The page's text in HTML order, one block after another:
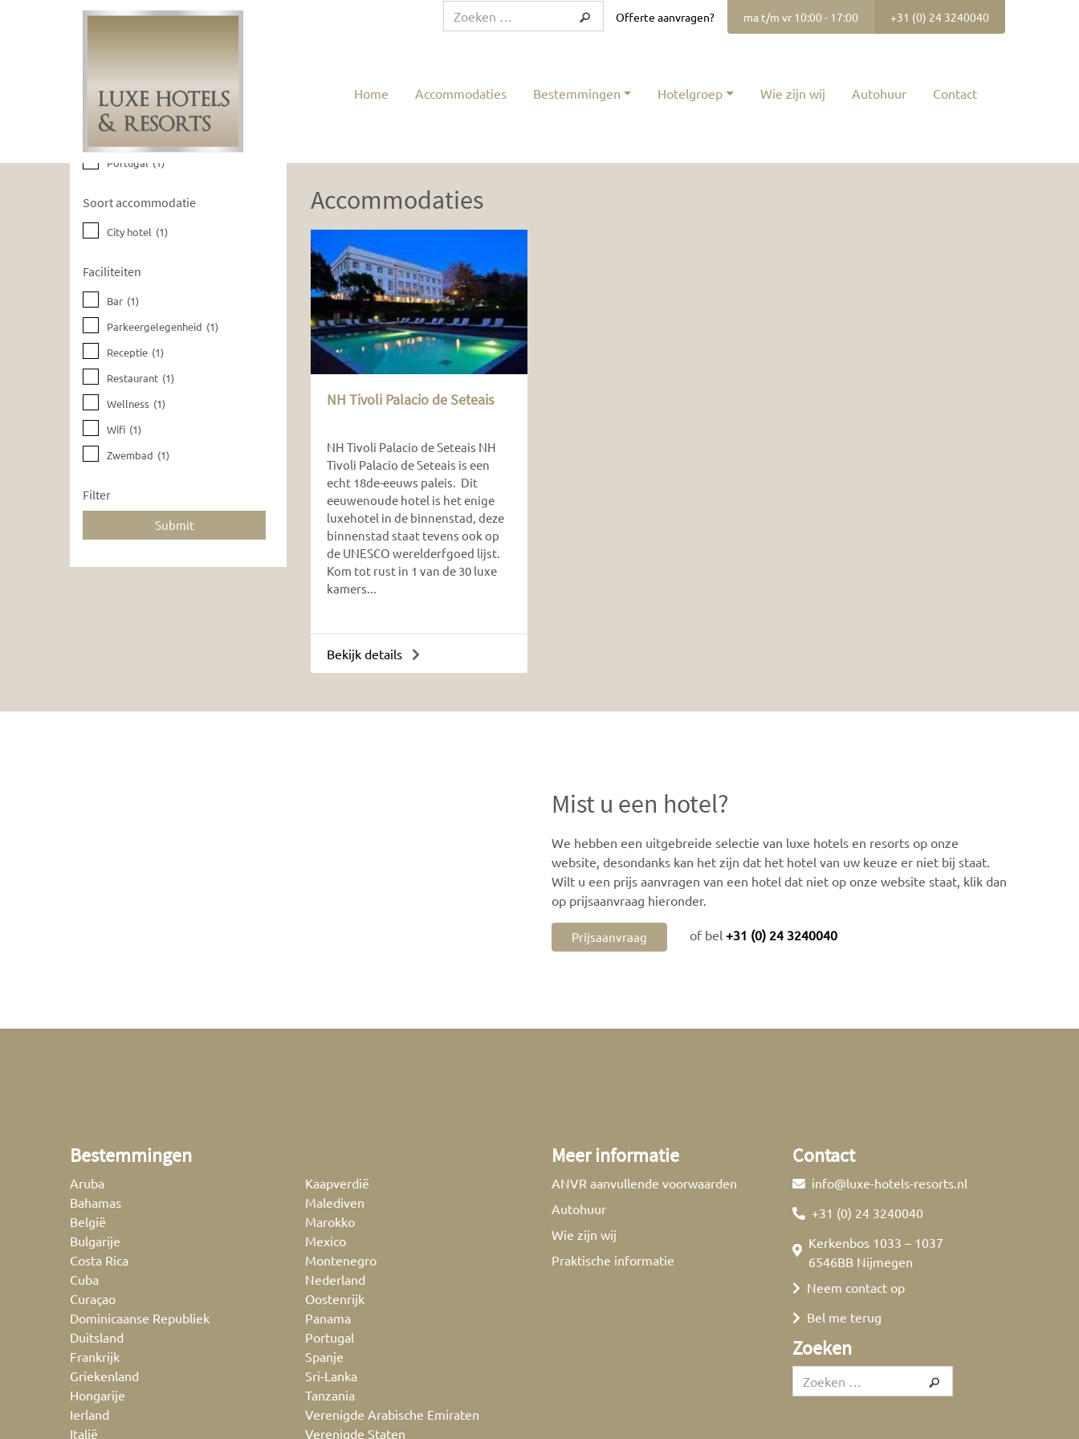
Offerte aanvragen? ma t/m vr 10:00 - 17:00 +31 (0) 24 3240040
Home Accommodaties Bestemmingen Hotelgroep Wie zijn wij Autohuur Contact
Bestemmingen
Portugal (1)
Soort accommodatie
City hotel (1)
Faciliteiten
Bar (1)
Parkeergelegenheid (1)
Receptie (1)
Restaurant (1)
Wellness (1)
Wifi (1)
Zwembad (1)
Filter
Accommodaties
NH Tivoli Palacio de Seteais
NH Tivoli Palacio de Seteais NH
Tivoli Palacio de Seteais is een
echt 18de-eeuws paleis. Dit
eeuwenoude hotel is het enige
luxehotel in de binnenstad, deze
binnenstad staat tevens ook op
de UNESCO werelderfgoed lijst.
Kom tot rust in 1 van de 30 luxe
kamers...
Bekijk details
Mist u een hotel?
We hebben een uitgebreide selectie van luxe hotels en resorts op onze
website, desondanks kan het zijn dat het hotel van uw keuze er niet bij staat.
Wilt u een prijs aanvragen van een hotel dat niet op onze website staat, klik dan
op prijsaanvraag hieronder.
Prijsaanvraag of bel +31 (0) 24 3240040
Bestemmingen
Aruba
Bahamas
België
Bulgarije
Costa Rica
Cuba
Curaçao
Dominicaanse Republiek
Duitsland
Frankrijk
Griekenland
Hongarije
Ierland
Italië
Kaapverdië
Malediven
Marokko
Mexico
Montenegro
Nederland
Oostenrijk
Panama
Portugal
Spanje
Sri-Lanka
Tanzania
Verenigde Arabische Emiraten
Verenigde Staten
Meer informatie
ANVR aanvullende voorwaarden
Autohuur
Wie zijn wij
Praktische informatie
Contact
info@luxe-hotels-resorts.nl
+31 (0) 24 3240040
Kerkenbos 1033 – 1037
6546BB Nijmegen
Neem contact op
Bel me terug
Zoeken